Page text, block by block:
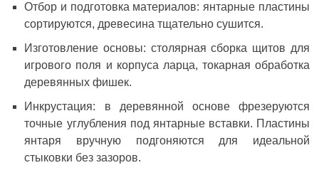
Отбор и подготовка материалов: янтарные пластины
сортируются, древесина тщательно сушится.
Изготовление основы: столярная сборка щитов для
игрового поля и корпуса ларца, токарная обработка
деревянных фишек.
Инкрустация: в деревянной основе фрезеруются
точные углубления под янтарные вставки. Пластины
янтаря вручную подгоняются для идеальной
стыковки без зазоров.